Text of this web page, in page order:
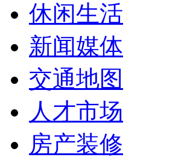
休闲生活
新闻媒体
交通地图
人才市场
房产装修